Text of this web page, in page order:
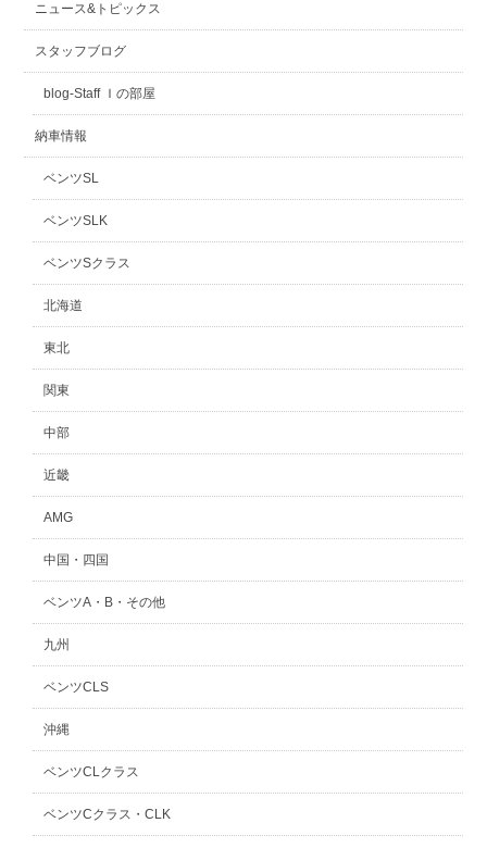
スタッフblog 納車blog
ホーム T.U.C.GROUP
ニュース&トピックス
スタッフブログ
blog-Staff Ｉの部屋
納車情報
ベンツSL
ベンツSLK
ベンツSクラス
北海道
東北
関東
中部
近畿
AMG
中国・四国
ベンツA・B・その他
九州
ベンツCLS
沖縄
ベンツCLクラス
ベンツCクラス・CLK